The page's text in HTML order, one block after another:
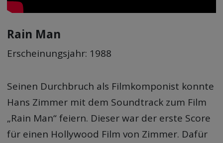
Rain Man
Erscheinungsjahr: 1988
Seinen Durchbruch als Filmkomponist konnte
Hans Zimmer mit dem Soundtrack zum Film
„Rain Man“ feiern. Dieser war der erste Score
für einen Hollywood Film von Zimmer. Dafür